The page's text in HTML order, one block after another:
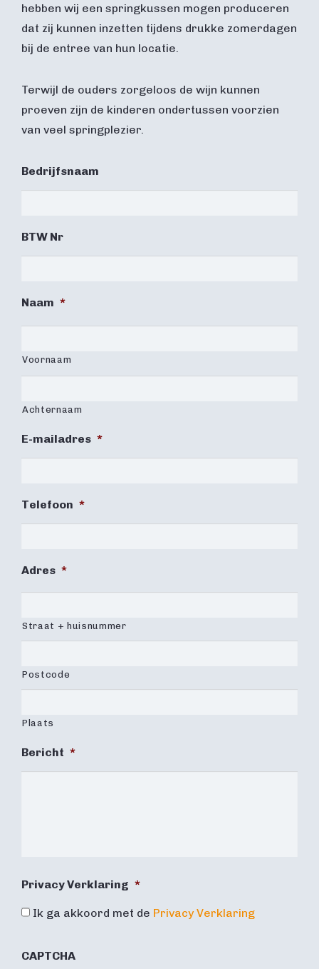
hebben wij een springkussen mogen produceren
dat zij kunnen inzetten tijdens drukke zomerdagen
bij de entree van hun locatie.
Terwijl de ouders zorgeloos de wijn kunnen
proeven zijn de kinderen ondertussen voorzien
van veel springplezier.
Bedrijfsnaam
BTW Nr
Naam *
Voornaam
Achternaam
E-mailadres *
Telefoon *
Adres *
Straat + huisnummer
Postcode
Plaats
Bericht *
Privacy Verklaring *
Ik ga akkoord met de Privacy Verklaring
CAPTCHA